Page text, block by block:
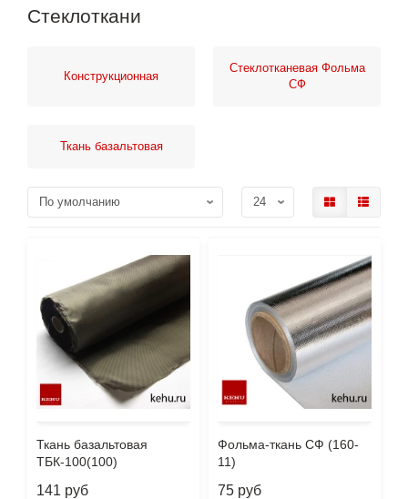
Стеклоткани
Конструкционная
Стеклотканевая Фольма
СФ
Ткань базальтовая
Ткань базальтовая
ТБК-100(100)
141 руб
Фольма-ткань СФ (160-
11)
75 руб